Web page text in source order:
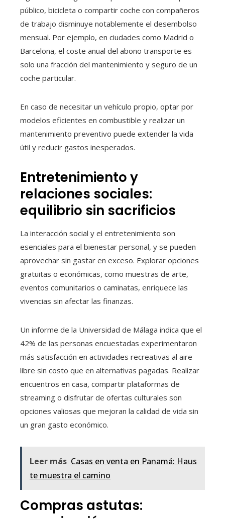
público, bicicleta o compartir coche con compañeros
de trabajo disminuye notablemente el desembolso
mensual. Por ejemplo, en ciudades como Madrid o
Barcelona, el coste anual del abono transporte es
solo una fracción del mantenimiento y seguro de un
coche particular.
En caso de necesitar un vehículo propio, optar por
modelos eficientes en combustible y realizar un
mantenimiento preventivo puede extender la vida
útil y reducir gastos inesperados.
Entretenimiento y
relaciones sociales:
equilibrio sin sacrificios
La interacción social y el entretenimiento son
esenciales para el bienestar personal, y se pueden
aprovechar sin gastar en exceso. Explorar opciones
gratuitas o económicas, como muestras de arte,
eventos comunitarios o caminatas, enriquece las
vivencias sin afectar las finanzas.
Un informe de la Universidad de Málaga indica que el
42% de las personas encuestadas experimentaron
más satisfacción en actividades recreativas al aire
libre sin costo que en alternativas pagadas. Realizar
encuentros en casa, compartir plataformas de
streaming o disfrutar de ofertas culturales son
opciones valiosas que mejoran la calidad de vida sin
un gran gasto económico.
Leer más Casas en venta en Panamá: Haus
te muestra el camino
Compras astutas: